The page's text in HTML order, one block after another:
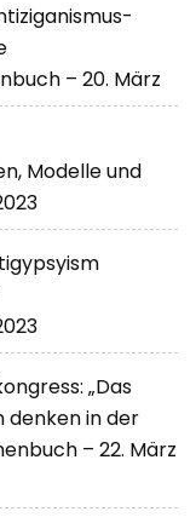
– 20. März
Modelle und
„Das
denken in der
– 22. März